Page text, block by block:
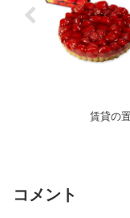
賃貸の
コメント